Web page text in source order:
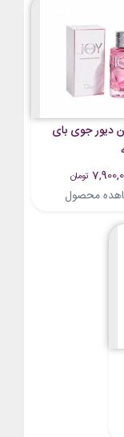
دیور جوی بای
تومان
محصول